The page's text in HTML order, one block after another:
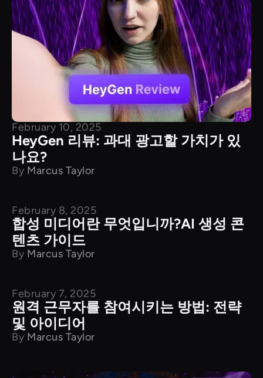
February 10, 2025
HeyGen 리뷰: 과대 광고할 가치가 있
나요?
By Marcus Taylor
제품 비교
February 8, 2025
합성 미디어란 무엇입니까?AI 생성 콘
텐츠 가이드
By Marcus Taylor
제품 비교
February 7, 2025
원격 근무자를 참여시키는 방법: 전략
및 아이디어
By Marcus Taylor